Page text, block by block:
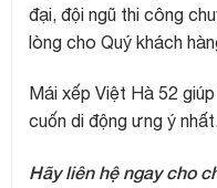
đại, đội ngũ thi công
lòng cho Quý khách
Mái xếp Việt Hà 52
cuốn di động ưng ý nhất.
Hãy liên hệ ngay cho